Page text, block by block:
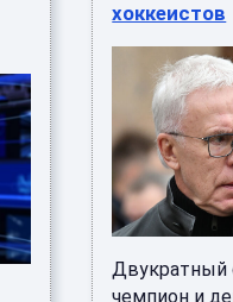
хоккеистов
Двукратный
чемпион и